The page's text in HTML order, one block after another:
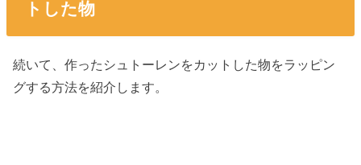
トした物
続いて、作ったシュトーレンをカットした物をラッピン
グする方法を紹介します。